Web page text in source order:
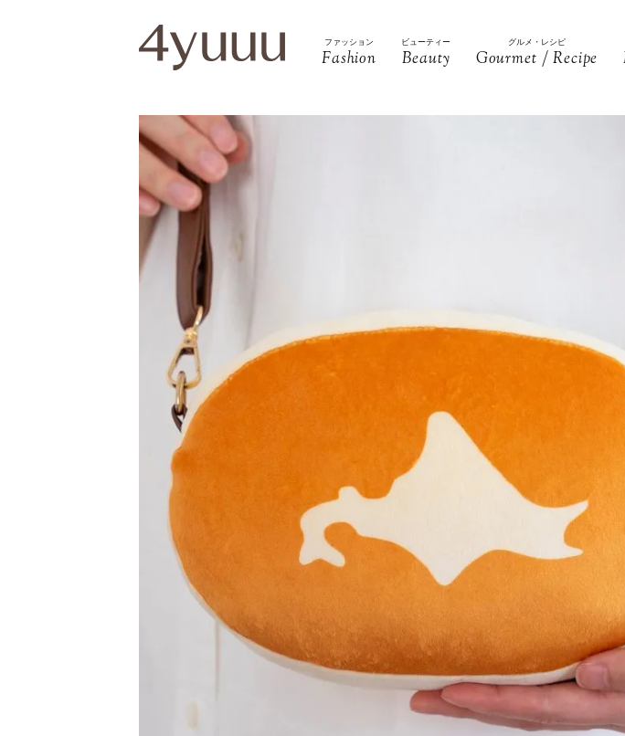
ファッション
Fashion
ビューティー
Beauty
グルメ・レシピ
Gourmet / Recipe